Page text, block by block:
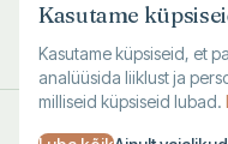
KKK
Kasutame
Kasutame küpsiseid, et
analüüsida liiklust ja
milliseid küpsiseid lubad.